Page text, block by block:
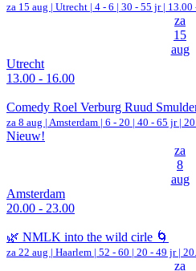
za 15 aug | Utrecht | 4 - 6 | 30 - 55 jr | 13.00
za
15
aug
Utrecht
13.00 - 16.00
Comedy Roel Verburg Ruud
za 8 aug | Amsterdam | 6 - 20 | 40 - 65 jr |
Nieuw!
za
8
aug
Amsterdam
20.00 - 23.00
🌿 NMLK into the wild cirle 🌀
za 22 aug | Haarlem | 52 - 60 | 20 - 49 jr |
za